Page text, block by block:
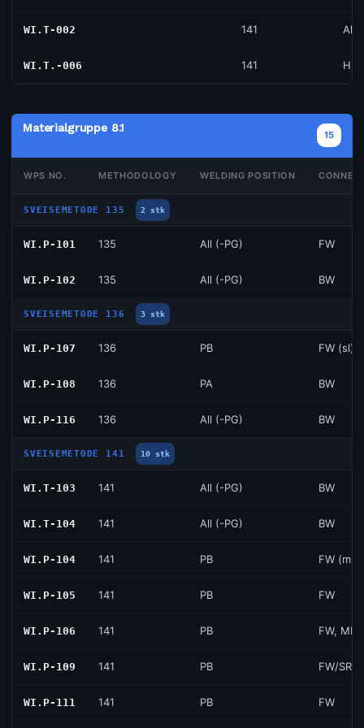
WI.T-002 141 All
WI.T.-006 141 H-
Materialgruppe 8.1
15
WPS NO. METHODOLOGY WELDING POSITION
SVEISEMETODE 135 2 stk
WI.P-101 135 All (-PG) FW
WI.P-102 135 All (-PG) BW
SVEISEMETODE 136 3 stk
WI.P-107 136 PB FW (sl)
WI.P-108 136 PA BW
WI.P-116 136 All (-PG) BW
SVEISEMETODE 141 10 stk
WI.T-103 141 All (-PG) BW
WI.T-104 141 All (-PG) BW
WI.P-104 141 PB FW (ml)
WI.P-105 141 PB FW
WI.P-106 141 PB FW, MR,
WI.P-109 141 PB FW/
WI.P-111 141 PB FW